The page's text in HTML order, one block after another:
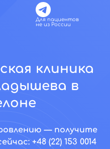
Для пациентов
не из России
клиника
в
— получите
+48 (22) 153 0014